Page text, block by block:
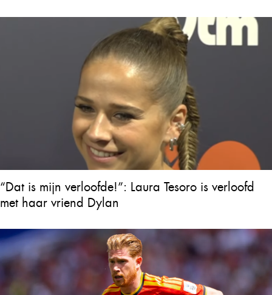
“Dat is mijn verloofde!”: Laura Tesoro is verloofd
met haar vriend Dylan